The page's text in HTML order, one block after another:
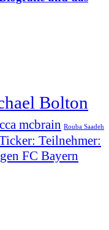
Bolton
mcbrain Rouba Saadeh
Teilnehmer:
FC Bayern